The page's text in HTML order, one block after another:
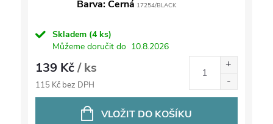
Barva: Černá 17254/BLACK
Skladem (4 ks)
Můžeme doručit do 10.8.2026
139 Kč/ ks
115 Kč bez DPH
VLOŽIT DO KOŠÍKU